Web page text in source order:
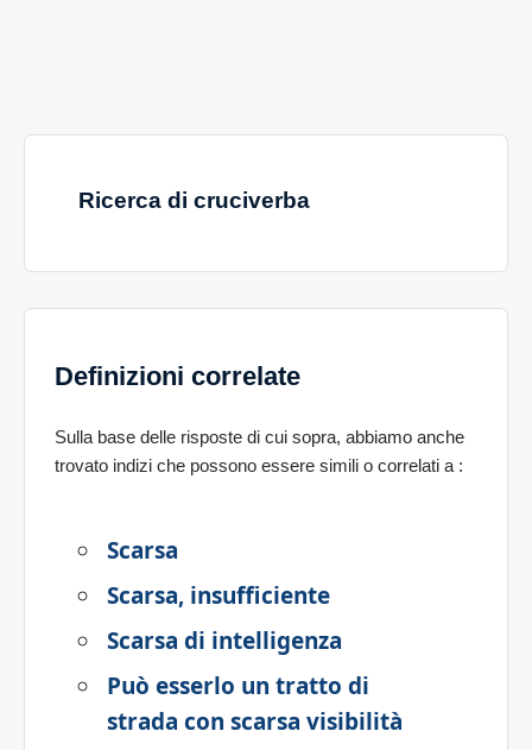
Ricerca di cruciverba
Definizioni correlate
Sulla base delle risposte di cui sopra, abbiamo anche
trovato indizi che possono essere simili o correlati a :
Scarsa
Scarsa, insufficiente
Scarsa di intelligenza
Può esserlo un tratto di
strada con scarsa visibilità